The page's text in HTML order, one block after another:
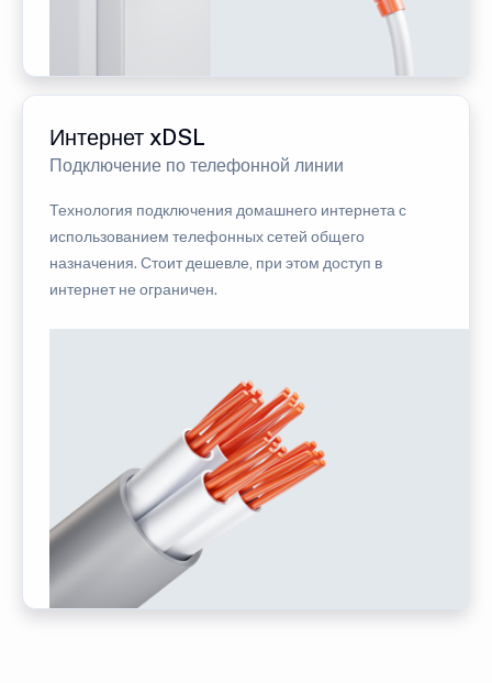
Интернет xDSL
Подключение по телефонной линии
Технология подключения домашнего интернета с
использованием телефонных сетей общего
назначения. Стоит дешевле, при этом доступ в
интернет не ограничен.